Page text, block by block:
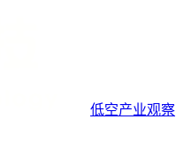
低空产业观察